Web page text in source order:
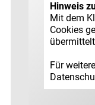
Hinweis
Mit dem
Cookies
Für